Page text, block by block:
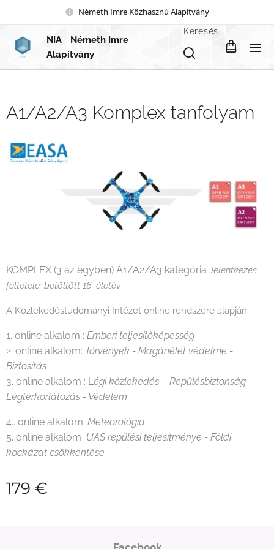
Németh Imre Közhasznú Alapítvány
NIA - Németh Imre
Alapítvány
Keresés
A1/A2/A3 Komplex tanfolyam
KOMPLEX (3 az egyben) A1/A2/A3 kategóriaJelentkezés
feltétele: betöltött 16. életév
A Közlekedéstudományi Intézet online rendszere alapján:
1. online alkalom : Emberi teljesítőképesség
2. online alkalom: Törvények - Magánélet védelme -
Biztosítás
3. online alkalom : Légi közlekedés – Repülésbiztonság –
Légtérkorlátozás - Védelem
4.. online alkalom: Meteorológia
5. online alkalom UAS repülési teljesítménye - Földi
kockázat csökkentése
179 €